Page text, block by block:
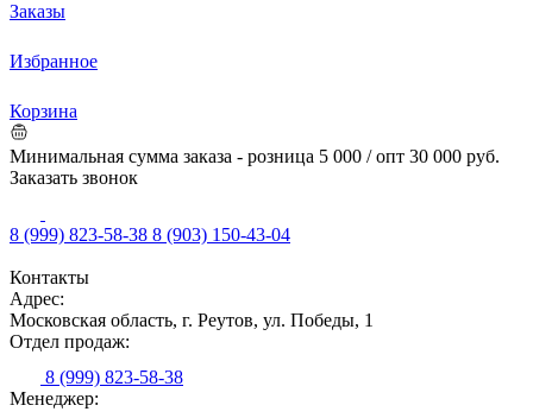
Заказы
Избранное
Корзина
Минимальная сумма заказа - розница 5 000 / опт 30 000 руб.
Заказать звонок
8 (999) 823-58-38 8 (903) 150-43-04
Контакты
Адрес:
Московская область, г. Реутов, ул. Победы, 1
Отдел продаж:
8 (999) 823-58-38
Менеджер: